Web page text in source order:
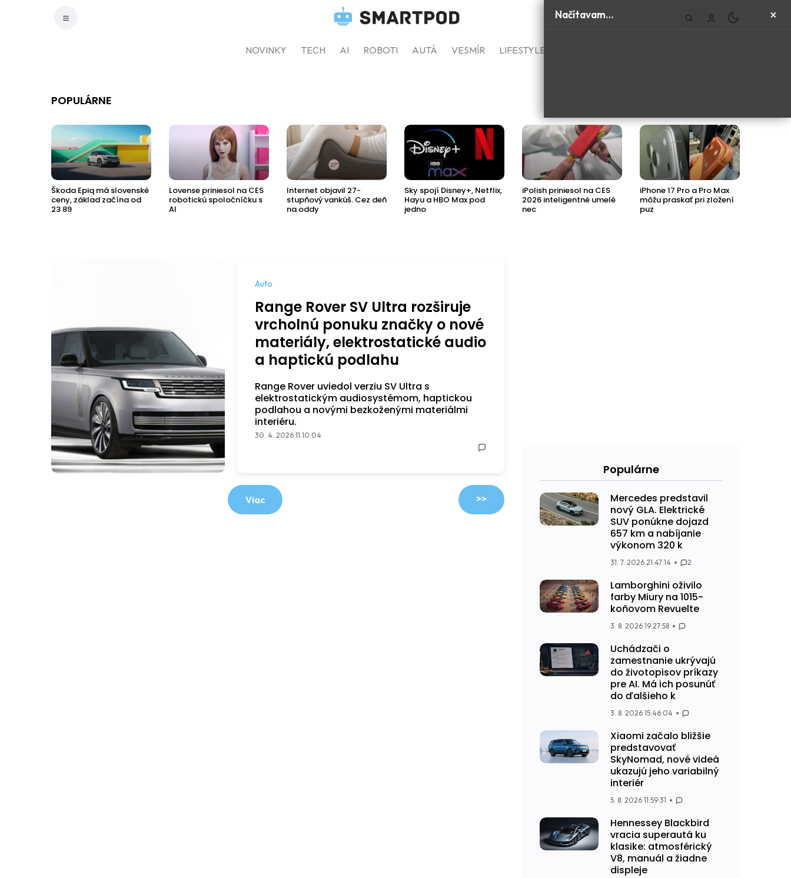
Načítavam… ×
NOVINKY TECH AI ROBOTI AUTÁ VESMÍR LIFESTYLE
POPULÁRNE
Škoda Epiq má slovenské
ceny, základ začína od
23 89
Lovense priniesol na CES
robotickú spoločníčku s
AI
Internet objavil 27-
stupňový vankúš. Cez deň
na oddy
Sky spojí Disney+, Netflix,
Hayu a HBO Max pod
jedno
iPolish priniesol na CES
2026 inteligentné umelé
nec
iPhone 17 Pro a Pro Max
môžu praskať pri zložení
puz
Auto
Range Rover SV Ultra rozširuje
vrcholnú ponuku značky o nové
materiály, elektrostatické audio
a haptickú podlahu
Range Rover uviedol verziu SV Ultra s
elektrostatickým audiosystémom, haptickou
podlahou a novými bezkoženými materiálmi
interiéru.
30. 4. 2026 11:10:04
>>
Populárne
Mercedes predstavil
nový GLA. Elektrické
SUV ponúkne dojazd
657 km a nabíjanie
výkonom 320 k
31. 7. 2026 21:47:14 2
Lamborghini oživilo
farby Miury na 1015-
koňovom Revuelte
3. 8. 2026 19:27:58
Uchádzači o
zamestnanie ukrývajú
do životopisov príkazy
pre AI. Má ich posunúť
do ďalšieho k
3. 8. 2026 15:46:04
Xiaomi začalo bližšie
predstavovať
SkyNomad, nové videá
ukazujú jeho variabilný
interiér
5. 8. 2026 11:59:31
Hennessey Blackbird
vracia superautá ku
klasike: atmosférický
V8, manuál a žiadne
displeje